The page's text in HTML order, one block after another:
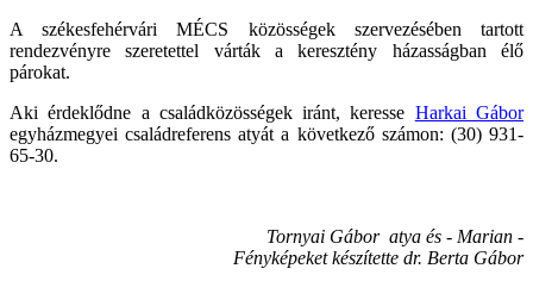
A székesfehérvári MÉCS közösségek szervezésében tartott
rendezvényre szeretettel várták a keresztény házasságban élő
párokat.
Aki érdeklődne a családközösségek iránt, keresse Harkai Gábor
egyházmegyei családreferens atyát a következő számon: (30) 931-
65-30.
Tornyai Gábor atya és - Marian -
Fényképeket készítette dr. Berta Gábor